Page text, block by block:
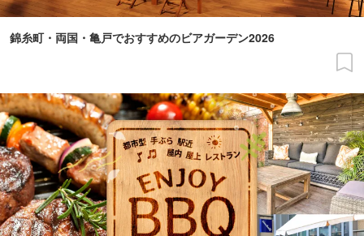
錦糸町・両国・亀戸でおすすめのビアガーデン2026